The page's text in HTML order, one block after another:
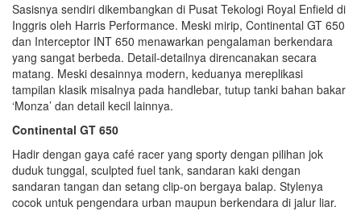
Sasisnya sendiri dikembangkan di Pusat Tekologi Royal Enfield di
Inggris oleh Harris Performance. Meski mirip, Continental GT 650
dan Interceptor INT 650 menawarkan pengalaman berkendara
yang sangat berbeda. Detail-detailnya direncanakan secara
matang. Meski desainnya modern, keduanya mereplikasi
tampilan klasik misalnya pada handlebar, tutup tanki bahan bakar
‘Monza’ dan detail kecil lainnya.
Continental GT 650
Hadir dengan gaya café racer yang sporty dengan pilihan jok
duduk tunggal, sculpted fuel tank, sandaran kaki dengan
sandaran tangan dan setang clip-on bergaya balap. Stylenya
cocok untuk pengendara urban maupun berkendara di jalur liar.